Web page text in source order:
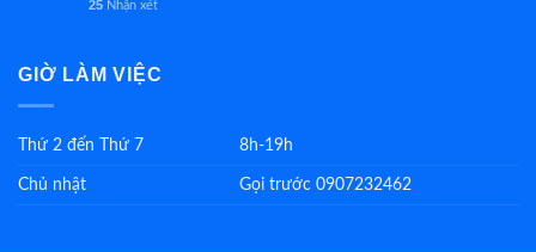
25 Nhận xét
GIỜ LÀM VIỆC
Thứ 2 đến Thứ 7 8h-19h
Chủ nhật Gọi trước 0907232462